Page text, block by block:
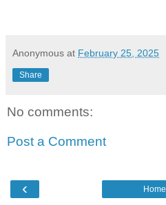
Anonymous at February 25, 2025
Share
No comments:
Post a Comment
‹ Home